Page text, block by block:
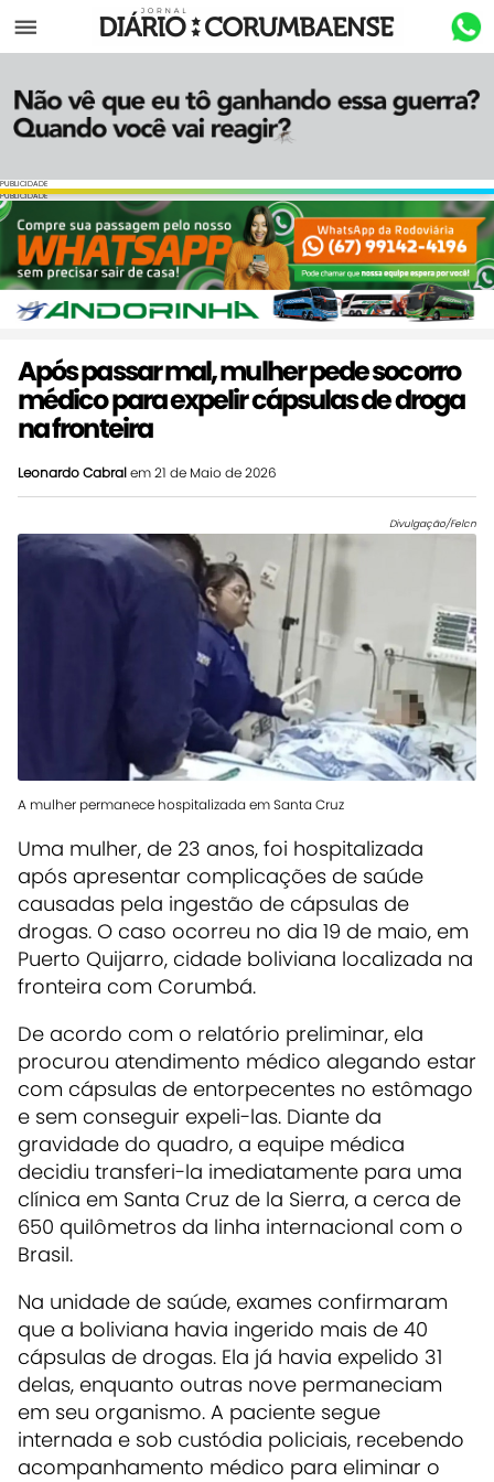
Menu
PUBLICIDADE
PUBLICIDADE
Após passar mal, mulher pede socorro
médico para expelir cápsulas de droga
na fronteira
Leonardo Cabralem 21 de Maio de 2026
Divulgação/Felcn
A mulher permanece hospitalizada em Santa Cruz
Uma mulher, de 23 anos, foi hospitalizada
após apresentar complicações de saúde
causadas pela ingestão de cápsulas de
drogas. O caso ocorreu no dia 19 de maio, em
Puerto Quijarro, cidade boliviana localizada na
fronteira com Corumbá.
De acordo com o relatório preliminar, ela
procurou atendimento médico alegando estar
com cápsulas de entorpecentes no estômago
e sem conseguir expeli-las. Diante da
gravidade do quadro, a equipe médica
decidiu transferi-la imediatamente para uma
clínica em Santa Cruz de la Sierra, a cerca de
650 quilômetros da linha internacional com o
Brasil.
Na unidade de saúde, exames confirmaram
que a boliviana havia ingerido mais de 40
cápsulas de drogas. Ela já havia expelido 31
delas, enquanto outras nove permaneciam
em seu organismo. A paciente segue
internada e sob custódia policiais, recebendo
acompanhamento médico para eliminar o